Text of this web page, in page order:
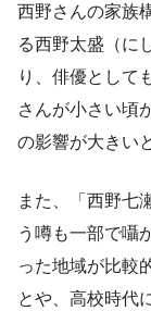
西野さんの家族
る西野太盛（に
り、俳優として
さんが小さい頃
の影響が大きい
また、「西野七
う噂も一部で囁
った地域が比較
とや、高校時代